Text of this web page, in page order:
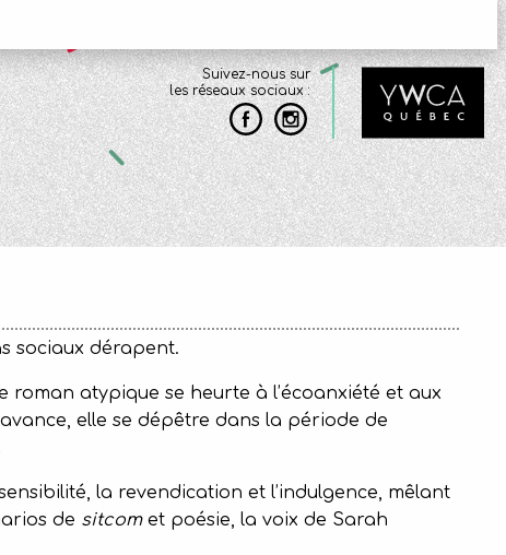
Suivez-nous sur
les réseaux sociaux :
sociaux dérapent.
roman atypique se heurte à l’écoanxiété et aux
elle se dépêtre dans la période de
la revendication et l’indulgence, mêlant
de sitcomet poésie, la voix de Sarah